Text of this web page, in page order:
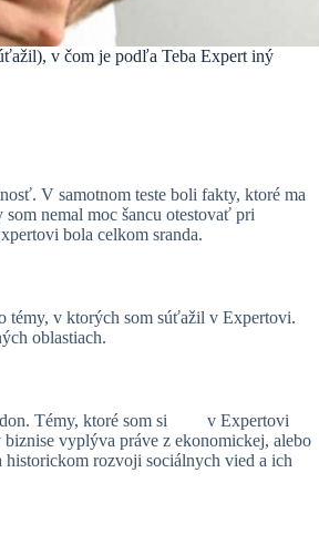
v čom je podľa Teba Expert iný
V samotnom teste boli fakty, ktoré ma
nemal moc šancu otestovať pri
bola celkom sranda.
témy, v ktorých som súťažil v Expertovi.
oblastiach.
Témy, ktoré som si v Expertovi
vyplýva práve z ekonomickej, alebo
rozvoji sociálnych vied a ich